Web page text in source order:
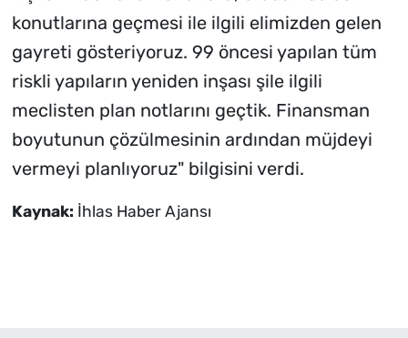
konutlarına geçmesi ile ilgili elimizden gelen
gayreti gösteriyoruz. 99 öncesi yapılan tüm
riskli yapıların yeniden inşası şile ilgili
meclisten plan notlarını geçtik. Finansman
boyutunun çözülmesinin ardından müjdeyi
vermeyi planlıyoruz" bilgisini verdi.
Kaynak: İhlas Haber Ajansı